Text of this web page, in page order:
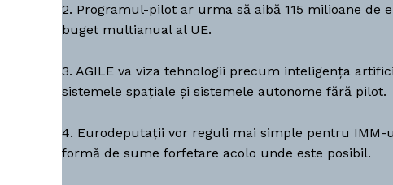
Un proiect
ROMÂNIA
2. Programul-pilot ar urma să aibă 115 milioane
buget multianual al UE.
3. AGILE va viza tehnologii precum inteligența
sistemele spațiale și sistemele autonome fără pilot.
4. Eurodeputații vor reguli mai simple pentru
formă de sume forfetare acolo unde este posibil.